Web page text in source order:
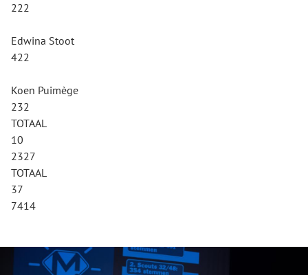
222
Edwina Stoot
422
Koen Puimège
232
TOTAAL
10
2327
TOTAAL
37
7414